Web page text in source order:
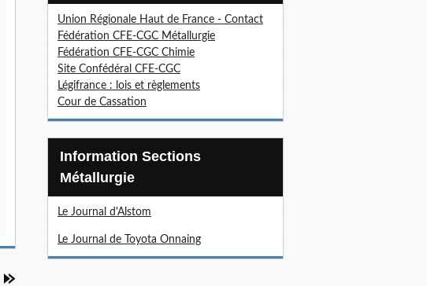
Union Régionale Haut de France - Contact
Fédération CFE-CGC Métallurgie
Fédération CFE-CGC Chimie
Site Confédéral CFE-CGC
Légifrance : lois et règlements
Cour de Cassation
Information Sections
Métallurgie
Le Journal d'Alstom
Le Journal de Toyota Onnaing